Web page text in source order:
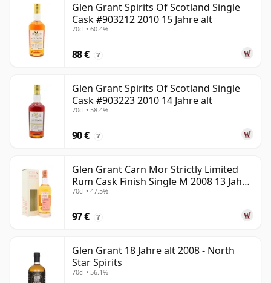
Glen Grant Spirits Of Scotland Single
Cask #903212 2010 15 Jahre alt
70cl • 60.4%
88 € ?
Glen Grant Spirits Of Scotland Single
Cask #903223 2010 14 Jahre alt
70cl • 58.4%
90 € ?
Glen Grant Carn Mor Strictly Limited
Rum Cask Finish Single M 2008 13 Jahre
alt
70cl • 47.5%
97 € ?
Glen Grant 18 Jahre alt 2008 - North
Star Spirits
70cl • 56.1%